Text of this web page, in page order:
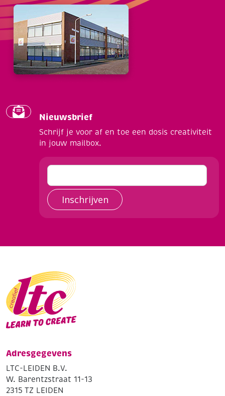
Nieuwsbrief
Schrijf je voor af en toe een dosis creativiteit
in jouw mailbox.
Inschrijven
Adresgegevens
LTC-LEIDEN B.V.
W. Barentzstraat 11-13
2315 TZ LEIDEN